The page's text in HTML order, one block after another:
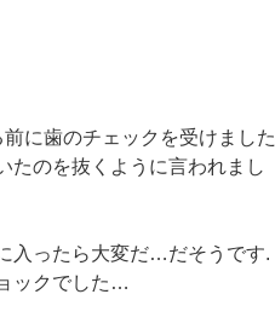
に歯のチェックを受けました
たのを抜くように言われまし
入ったら大変だ…だそうです.
ックでした…